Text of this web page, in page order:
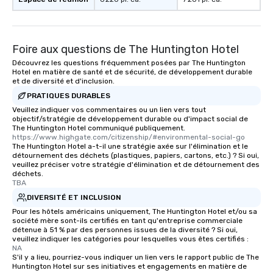
Foire aux questions de The Huntington Hotel
Découvrez les questions fréquemment posées par The Huntington
Hotel en matière de santé et de sécurité, de développement durable
et de diversité et d'inclusion.
PRATIQUES DURABLES
Veuillez indiquer vos commentaires ou un lien vers tout
objectif/stratégie de développement durable ou d'impact social de
The Huntington Hotel communiqué publiquement.
https://www.highgate.com/citizenship/#environmental-social-go
The Huntington Hotel a-t-il une stratégie axée sur l'élimination et le
détournement des déchets (plastiques, papiers, cartons, etc.) ? Si oui,
veuillez préciser votre stratégie d'élimination et de détournement des
déchets.
TBA
DIVERSITÉ ET INCLUSION
Pour les hôtels américains uniquement, The Huntington Hotel et/ou sa
société mère sont-ils certifiés en tant qu'entreprise commerciale
détenue à 51 % par des personnes issues de la diversité ? Si oui,
veuillez indiquer les catégories pour lesquelles vous êtes certifiés :
NA
S'il y a lieu, pourriez-vous indiquer un lien vers le rapport public de The
Huntington Hotel sur ses initiatives et engagements en matière de